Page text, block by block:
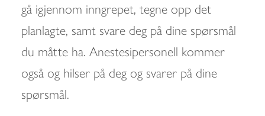
gå igjennom inngrepet, tegne opp det
planlagte, samt svare deg på dine spørsmål
du måtte ha. Anestesipersonell kommer
også og hilser på deg og svarer på dine
spørsmål.